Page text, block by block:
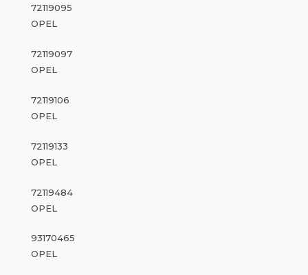
72119095
OPEL
72119097
OPEL
72119106
OPEL
72119133
OPEL
72119484
OPEL
93170465
OPEL